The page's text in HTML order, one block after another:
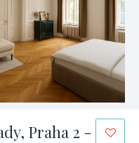
Praha 2 -